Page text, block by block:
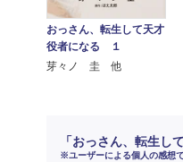
おっさん、転生して天才
役者になる １
芽々ノ 圭 他
「おっさん、転生
※ユーザーによる個人の感想